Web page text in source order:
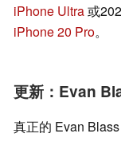
iPhone Ultra或
iPhone 20 Pro。
更新：Evan
真正的 Evan Blass